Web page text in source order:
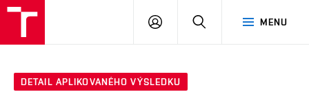
MENU
PŘIHLÁSIT
DETAIL APLIKOVANÉHO VÝSLEDKU